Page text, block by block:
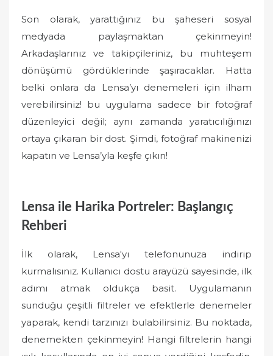
Son olarak, yarattığınız bu şaheseri sosyal
medyada paylaşmaktan çekinmeyin!
Arkadaşlarınız ve takipçileriniz, bu muhteşem
dönüşümü gördüklerinde şaşıracaklar. Hatta
belki onlara da Lensa’yı denemeleri için ilham
verebilirsiniz! bu uygulama sadece bir fotoğraf
düzenleyici değil; aynı zamanda yaratıcılığınızı
ortaya çıkaran bir dost. Şimdi, fotoğraf makinenizi
kapatın ve Lensa’yla keşfe çıkın!
Lensa ile Harika Portreler: Başlangıç
Rehberi
İlk olarak, Lensa'yı telefonunuza indirip
kurmalısınız. Kullanıcı dostu arayüzü sayesinde, ilk
adımı atmak oldukça basit. Uygulamanın
sunduğu çeşitli filtreler ve efektlerle denemeler
yaparak, kendi tarzınızı bulabilirsiniz. Bu noktada,
denemekten çekinmeyin! Hangi filtrelerin hangi